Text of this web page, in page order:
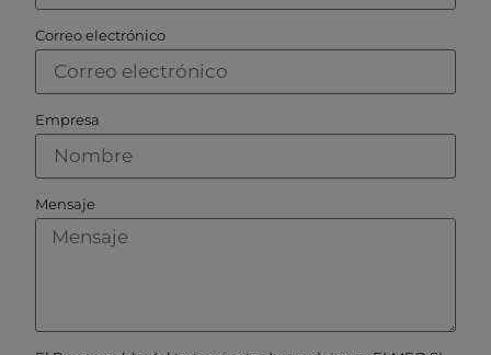
Correo electrónico
Empresa
Mensaje